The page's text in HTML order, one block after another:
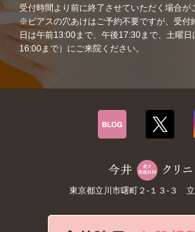
受付時間より前に終了させていただく場合が
※ピアスの穴あけはご予約不要ですが、受付
日は午前13:00まで、午後17:30まで、土曜
16:00まで）にご来院ください。
東京都立川市曙町２-１３-３